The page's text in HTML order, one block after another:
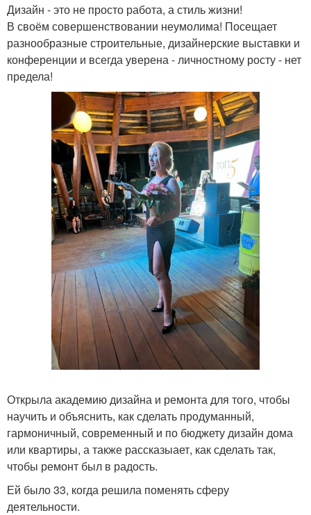
Дизайн - это не просто работа, а стиль жизни!
В своём совершенствовании неумолима! Посещает
разнообразные строительные, дизайнерские выставки и
конференции и всегда уверена - личностному росту - нет
предела!
Открыла академию дизайна и ремонта для того, чтобы
научить и объяснить, как сделать продуманный,
гармоничный, современный и по бюджету дизайн дома
или квартиры, а также рассказыает, как сделать так,
чтобы ремонт был в радость.
Ей было 33, когда решила поменять сферу
деятельности.